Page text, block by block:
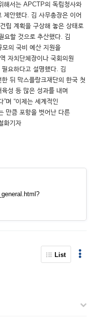
해서는 APCTP의 독립청사와
제안했다. 김 사무총장은 이어
립 계획을 구상해 놓은 상태로
요할 것으로 추산했다. 김
의 국비 예산 지원을
자치단체장이나 국회의원
요하다고 설명했다. 김
뒤 막스플랑크재단의 한국 첫
성 등 많은 성과를 내며
며 “이제는 세계적인
만큼 포항을 벗어난 다른
화기자
List